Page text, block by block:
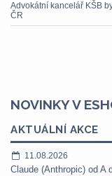
Advokátní kancelář KŠB
ČR
NOVINKY V
AKTUÁLNÍ AKCE
11.08.2026
Claude (Anthropic) od